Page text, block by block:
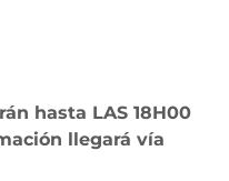
hasta LAS 18H00
llegará vía